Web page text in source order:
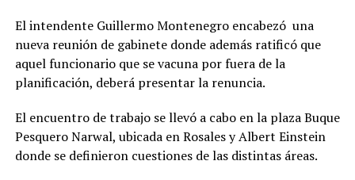
El intendente Guillermo Montenegro encabezó una
nueva reunión de gabinete donde además ratificó que
aquel funcionario que se vacuna por fuera de la
planificación, deberá presentar la renuncia.
El encuentro de trabajo se llevó a cabo en la plaza Buque
Pesquero Narwal, ubicada en Rosales y Albert Einstein
donde se definieron cuestiones de las distintas áreas.